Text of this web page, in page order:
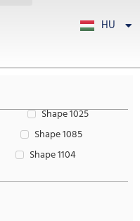
HU
PT
Shape 1025
Shape 1085
Shape 1104